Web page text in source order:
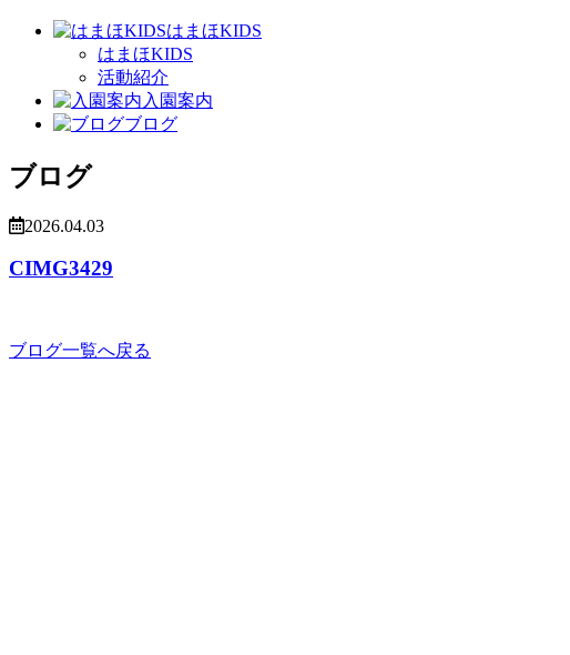
はまほKIDS
はまほKIDS
活動紹介
入園案内
ブログ
ブログ
2026.04.03
CIMG3429
ブログ一覧へ戻る